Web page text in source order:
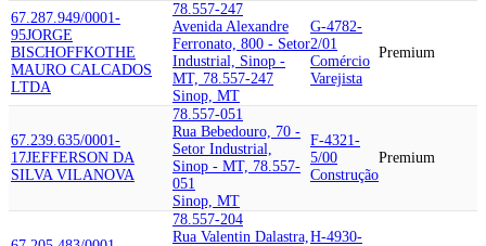
67.287.949/0001-
95JORGE
BISCHOFFKOTHE
MAURO CALCADOS
LTDA
78.557-247
Avenida Alexandre
Ferronato, 800 - Setor
Industrial, Sinop -
MT, 78.557-247
Sinop, MT
G-4782-
2/01
Comércio
Varejista
Premium
67.239.635/0001-
17JEFFERSON DA
SILVA VILANOVA
78.557-051
Rua Bebedouro, 70 -
Setor Industrial,
Sinop - MT, 78.557-
051
Sinop, MT
F-4321-
5/00
Construção
Premium
78.557-204
Rua Valentin Dalastra,H-4930-